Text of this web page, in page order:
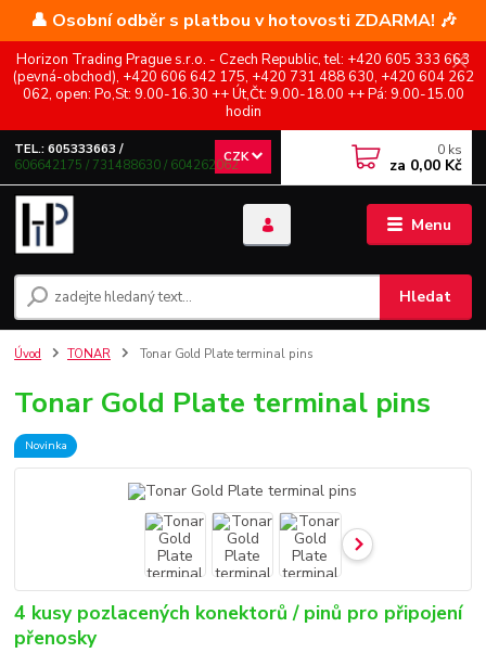
👤 Osobní odběr s platbou v hotovosti ZDARMA! 🎶
Horizon Trading Prague s.r.o. - Czech Republic, tel: +420 605 333 663
(pevná-obchod), +420 606 642 175, +420 731 488 630, +420 604 262
062, open: Po,St: 9.00-16.30 ++ Út,Čt: 9.00-18.00 ++ Pá: 9.00-15.00
hodin
Menu
CZK
Hledat
TEL.: 605333663 /
606642175 / 731488630 / 604262062
0 ks
za 0,00 Kč
Úvod TONAR Tonar Gold Plate terminal pins
Tonar Gold Plate terminal pins
Novinka
4 kusy pozlacených konektorů / pinů pro připojení
přenosky